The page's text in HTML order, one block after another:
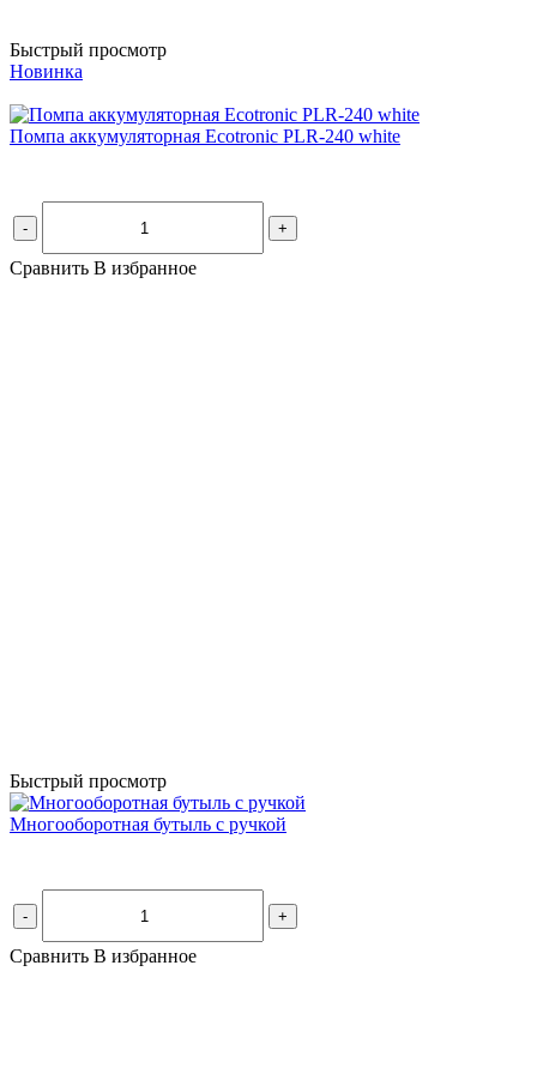
Быстрый просмотр
Новинка
Помпа аккумуляторная Ecotronic PLR-240 white
- +
Сравнить В избранное
Быстрый просмотр
Многооборотная бутыль с ручкой
- +
Сравнить В избранное